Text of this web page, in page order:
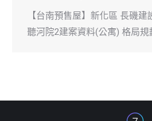
【台南預售屋】新化區 長磯
聽河院2建案資料(公寓) 格局規